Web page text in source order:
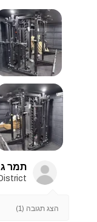
תמר
הצג תגובה (1)